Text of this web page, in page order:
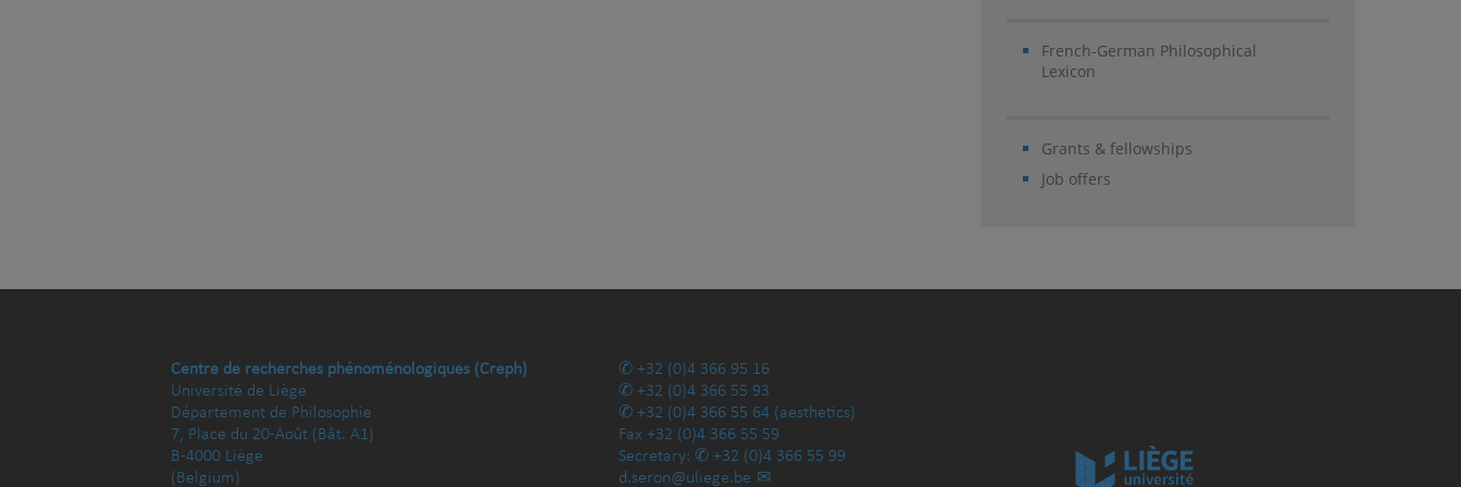
French-German Philosophical
Lexicon
Grants & fellowships
Job offers
Centre de recherches phénoménologiques (Creph)
Université de Liège
Département de Philosophie
7, Place du 20-Août (Bât. A1)
B-4000 Liège
(Belgium)
+32 (0)4 366 95 16
+32 (0)4 366 55 93
+32 (0)4 366 55 64 (aesthetics)
Fax +32 (0)4 366 55 59
Secretary:
+32 (0)4 366 55 99
d.seron@uliege.be